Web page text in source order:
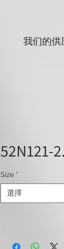
我们的供
52N121-
Size *
選擇